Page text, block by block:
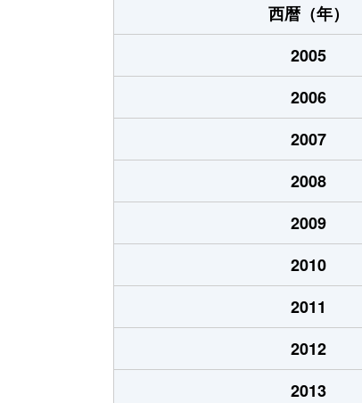
泉ケ丘
3,200万円
泉ケ丘
5,000万円
泉ケ丘
5,200万円
泉中央
17,000万円
泉中央
18,000万円
泉中央
4,200万円
泉中央
28,000万円
市名坂
17,000万円
市名坂
8,600万円
西暦（年）
2005
2006
2007
2008
2009
2010
2011
2012
2013